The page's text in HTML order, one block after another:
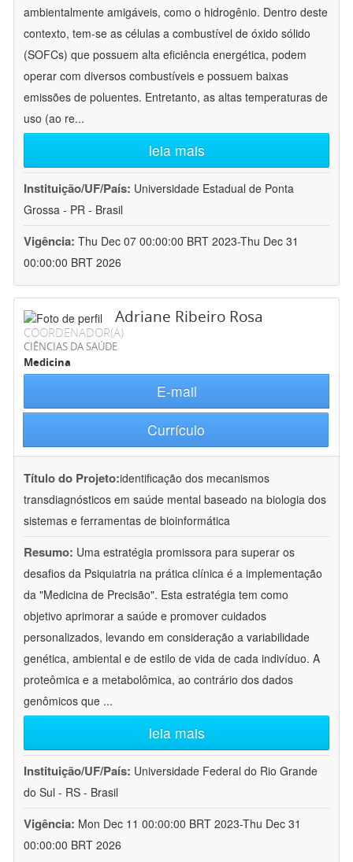
ambientalmente amigáveis, como o hidrogênio. Dentro deste
contexto, tem-se as células a combustível de óxido sólido
(SOFCs) que possuem alta eficiência energética, podem
operar com diversos combustíveis e possuem baixas
emissões de poluentes. Entretanto, as altas temperaturas de
uso (ao re...
leia mais
Instituição/UF/País: Universidade Estadual de Ponta
Grossa - PR - Brasil
Vigência: Thu Dec 07 00:00:00 BRT 2023-Thu Dec 31
00:00:00 BRT 2026
Adriane Ribeiro Rosa
COORDENADOR(A)
CIÊNCIAS DA SAÚDE
Medicina
E-mail
Currículo
Título do Projeto:identificação dos mecanismos
transdiagnósticos em saúde mental baseado na biologia dos
sistemas e ferramentas de bioinformática
Resumo: Uma estratégia promissora para superar os
desafios da Psiquiatria na prática clínica é a implementação
da "Medicina de Precisão". Esta estratégia tem como
objetivo aprimorar a saúde e promover cuidados
personalizados, levando em consideração a variabilidade
genética, ambiental e de estilo de vida de cada indivíduo. A
proteômica e a metabolômica, ao contrário dos dados
genômicos que ...
leia mais
Instituição/UF/País: Universidade Federal do Rio Grande
do Sul - RS - Brasil
Vigência: Mon Dec 11 00:00:00 BRT 2023-Thu Dec 31
00:00:00 BRT 2026